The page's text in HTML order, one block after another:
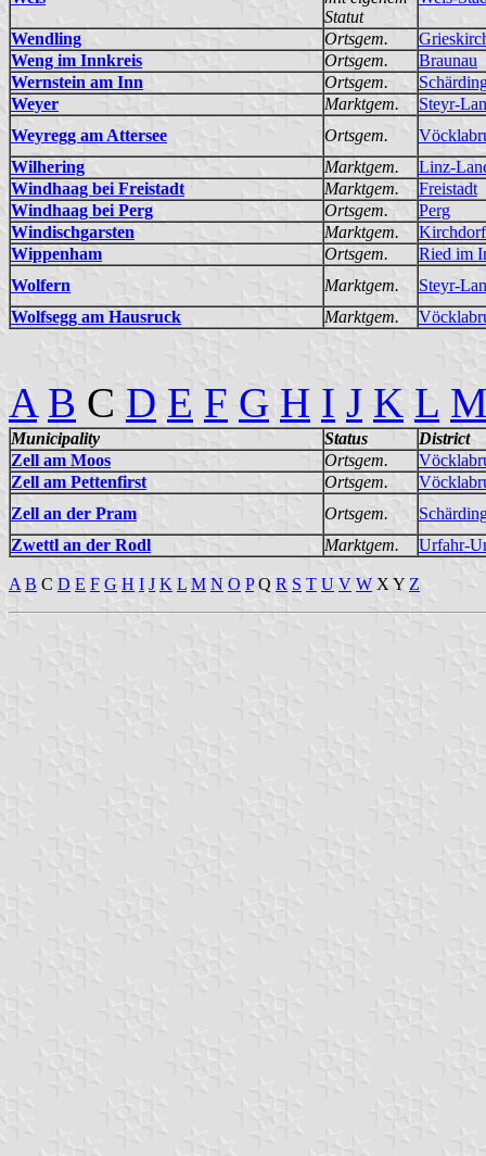
Statut
Wendling Ortsgem.
Weng im Innkreis
Ortsgem.
Braunau
Wernstein am Inn
Ortsgem.
Weyer
Marktgem.
Steyr-
Weyregg am Attersee
Ortsgem.
Wilhering
Marktgem.
Linz-
Windhaag bei Freistadt
Marktgem.
Freistadt
Windhaag bei Perg
Ortsgem.
Perg
Windischgarsten
Marktgem.
Wippenham
Ortsgem.
Ried im
Wolfern
Marktgem.
Steyr-
Wolfsegg am Hausruck
Marktgem.
A B C D E F G H I J K L
Municipality Status
District
Zell am Moos
Ortsgem.
Zell am Pettenfirst
Ortsgem.
Zell an der Pram
Ortsgem.
Zwettl an der Rodl
Marktgem. Urfahr-
A B C D E F G H I J K L M N O PQ R S T U V W X Y Z